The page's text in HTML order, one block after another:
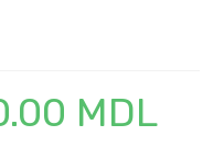
MDLeste: